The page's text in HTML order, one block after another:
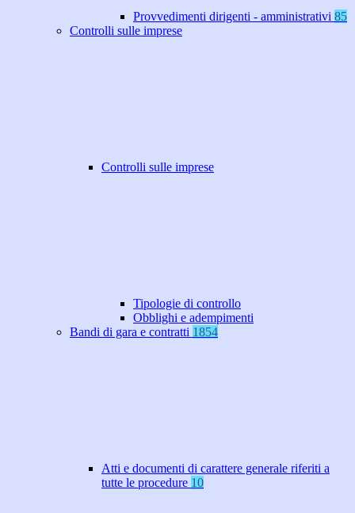
Provvedimenti dirigenti - amministrativi 85
Controlli sulle imprese
Controlli sulle imprese
Tipologie di controllo
Obblighi e adempimenti
Bandi di gara e contratti 1854
Atti e documenti di carattere generale riferiti a
tutte le procedure 10